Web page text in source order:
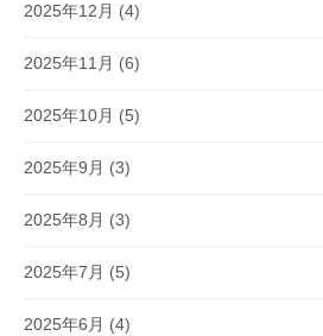
2025年12月 (4)
2025年11月 (6)
2025年10月 (5)
2025年9月 (3)
2025年8月 (3)
2025年7月 (5)
2025年6月 (4)